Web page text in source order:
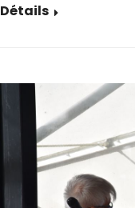
Détails